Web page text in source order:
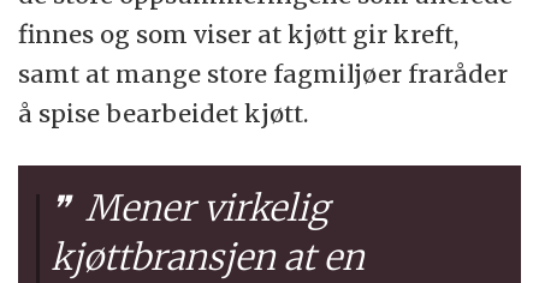
finnes og som viser at kjøtt gir kreft,
samt at mange store fagmiljøer fraråder
å spise bearbeidet kjøtt.
Mener virkelig
kjøttbransjen at en